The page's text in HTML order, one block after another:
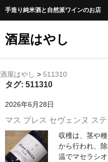
手造り純米酒と自然派ワインのお店
酒屋はやし
ホーム
純 米 酒
よえもん 川村酒造店（岩
田从･月下の舞 舞鶴酒造（
酒屋はやし > 511310
タグ: 511310
2026年6月28日
マス ブレス セヴェンヌ ステ
収穫は、茎や
から行われ、
温でマセラシ